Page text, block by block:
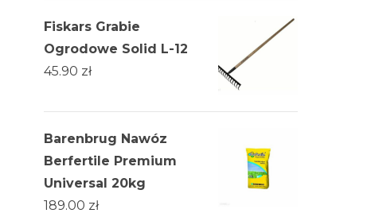
Fiskars Grabie
Ogrodowe Solid L-12
45.90 zł
Barenbrug Nawóz
Berfertile Premium
Universal 20kg
189.00 zł